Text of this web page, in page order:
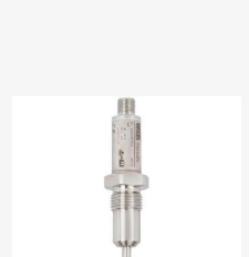
1.4571, WIKA